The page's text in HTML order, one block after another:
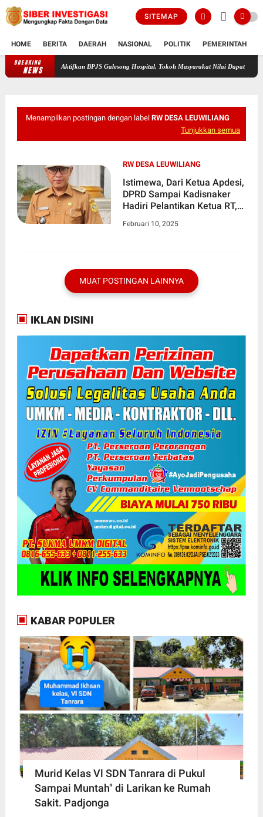
SITEMAP
HOME BERITA DAERAH NASIONAL POLITIK PEMERINTAH
BREAKING
NEWSAktifkan BPJS Galesong Hospital, Tokoh Masyarakat Nilai Dapat Kurangi
Menampilkan postingan dengan label RW DESA LEUWILIANG
Tunjukkan semua
RW DESA LEUWILIANG
Istimewa, Dari Ketua Apdesi,
DPRD Sampai Kadisnaker
Hadiri Pelantikan Ketua RT,
Februari 10, 2025
MUAT POSTINGAN LAINNYA
IKLAN DISINI
KABAR POPULER
Murid Kelas Vl SDN Tanrara di Pukul
Sampai Muntah" di Larikan ke Rumah
Sakit. Padjonga